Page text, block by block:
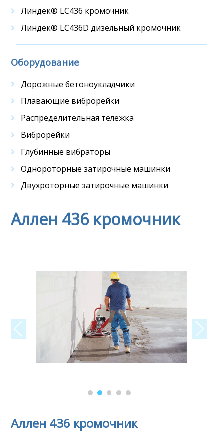
Линдек® LC436 кромочник
Линдек® LC436D дизельный кромочник
Оборудование
Дорожные бетоноукладчики
Плавающие виброрейки
Распределительная тележка
Виброрейки
Глубинные вибраторы
Однороторные затирочные машинки
Двухроторные затирочные машинки
Аллен 436 кромочник
Аллен 436 кромочник